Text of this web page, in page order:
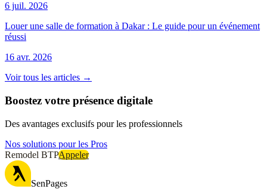
6 juil. 2026
Louer une salle de formation à Dakar : Le guide pour un événement
réussi
16 avr. 2026
Voir tous les articles →
Boostez votre présence digitale
Des avantages exclusifs pour les professionnels
Nos solutions pour les Pros
Remodel BTPAppeler
SenPages